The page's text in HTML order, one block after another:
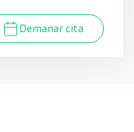
Demanar cita